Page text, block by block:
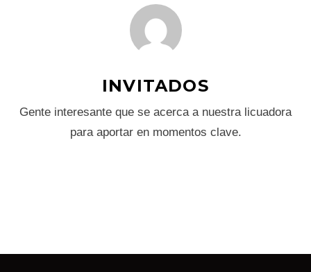
INVITADOS
Gente interesante que se acerca a nuestra licuadora
para aportar en momentos clave.